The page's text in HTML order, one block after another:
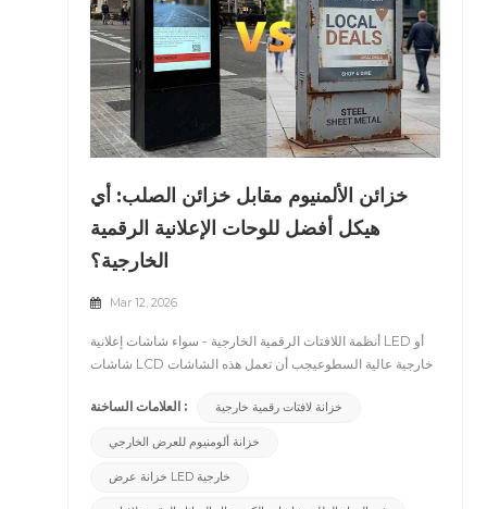
خزائن الألمنيوم مقابل خزائن الصلب: أي
هيكل أفضل للوحات الإعلانية الرقمية
الخارجية؟
Mar 12, 2026
أنظمة اللافتات الرقمية الخارجية - سواء شاشات إعلانية LED أو
شاشات LCD خارجية عالية السطوعيجب أن تعمل هذه الشاشات
ومراكز النقل والمناطق التجارية ومواقع الإعلانات على جوانب
الطرق حيث تتعرض لـ درجات حرارة عالية، أمطار، رطوبة، غبار،
عند اختيار معدات اللافتات الرقمية الخارجية، غالباً ما يركز
العلامات الساخنة : خزانة لافتات رقمية خارجية
خزانة ألومنيوم للعرض الخارجي
خزانة عرض LED خارجية